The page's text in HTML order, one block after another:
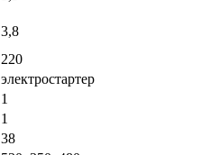
3,8
220
электростартер
1
1
38